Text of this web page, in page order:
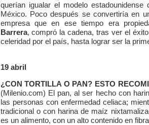
querían igualar el modelo
México. Poco después se convertiría en
empresa que en ese tiempo era
Barrera, compró la cadena, tras ver el
celeridad por el país, hasta lograr ser la
19 abril
¿CON TORTILLA O PAN? ESTO
(Milenio.com) El pan, al ser hecho con
las personas con enfermedad celiaca;
tradicional o con harina de maíz
es un alimento, con un alto contenido en